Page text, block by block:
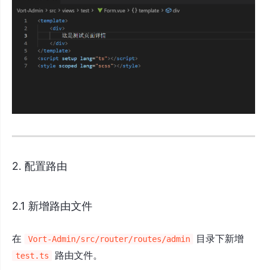
2. 配置路由
2.1 新增路由文件
在 Vort-Admin/src/router/routes/admin 目录下新增
test.ts 路由文件。